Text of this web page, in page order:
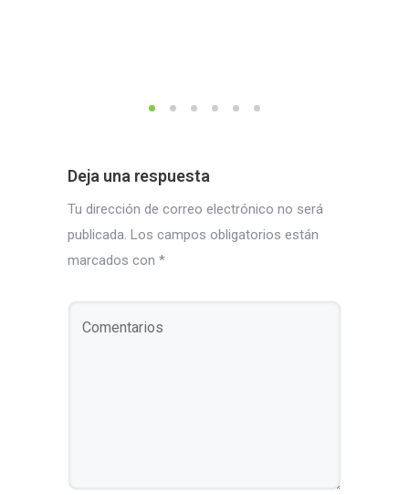
Deja una respuesta
Tu dirección de correo electrónico no será
publicada. Los campos obligatorios están
marcados con *